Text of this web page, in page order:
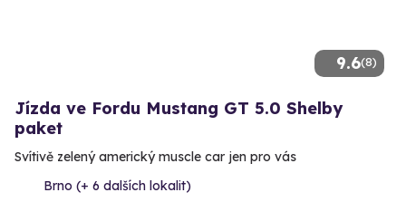
9.6(8)
Jízda ve Fordu Mustang GT 5.0 Shelby
paket
Svítivě zelený americký muscle car jen pro vás
Brno (+ 6 dalších lokalit)